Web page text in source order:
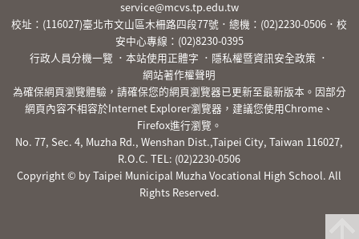
service@mcvs.tp.edu.tw
校址：(116027)臺北市文山區木柵路四段77號．總機： (02)2230-0506 ．校
安中心專線： (02)8230-0395
行政人員分機一覽 ．本站使用正體字 ． 隱私權暨資訊安全政策 ．
網站著作權聲明
為確保網頁瀏覽體驗，請確保您的網頁瀏覽器已更新至最新版本。因部分
網頁內容不相容於Internet Explorer瀏覽器，建議您使用Chrome、
Firefox進行瀏覽。
No. 77, Sec. 4, Muzha Rd., Wenshan Dist.,Taipei City, Taiwan 116027,
R.O.C. TEL: (02)2230-0506
Copyright © by Taipei Municipal Muzha Vocational High School. All
Rights Reserved.